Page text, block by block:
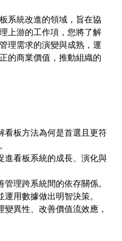
系統改進的領域，旨在協
上游的工作項，您將了解
理需求的演變與成熟，運
的商業價值，推動組織的
看板方法為何是首選且更符
進看板系統的成長、演化與
理跨系統間的依存關係。
用數據做出明智決策。
異性、改善價值流效應，